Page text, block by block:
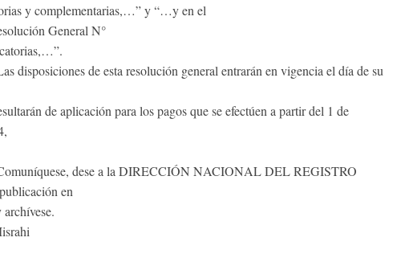
y complementarias,…” y “…y en el
General N°
disposiciones de esta resolución general entrarán en vigencia el día de su
de aplicación para los pagos que se efectúen a partir del 1 de
dese a la DIRECCIÓN NACIONAL DEL REGISTRO
en